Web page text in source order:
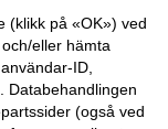
på
(klikk på «OK») ved
eller hämta
ID,
Databehandlingen
(også ved